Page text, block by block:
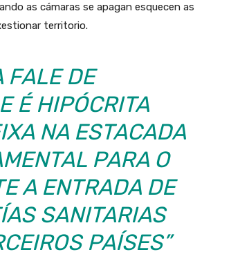
as cámaras se apagan esquecen as
territorio.
FALE DE
É HIPÓCRITA
NA ESTACADA
PARA O
A ENTRADA DE
SANITARIAS
PAÍSES”